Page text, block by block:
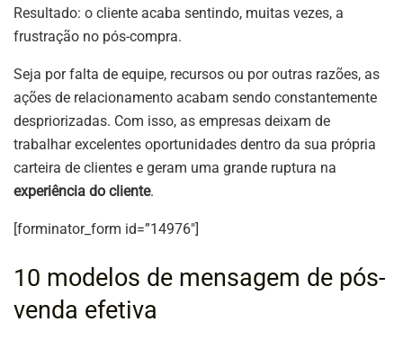
Resultado: o cliente acaba sentindo, muitas vezes, a
frustração no pós-compra.
Seja por falta de equipe, recursos ou por outras razões, as
ações de relacionamento acabam sendo constantemente
despriorizadas. Com isso, as empresas deixam de
trabalhar excelentes oportunidades dentro da sua própria
carteira de clientes e geram uma grande ruptura na
experiência do cliente.
[forminator_form id=”14976″]
10 modelos de mensagem de pós-
venda efetiva